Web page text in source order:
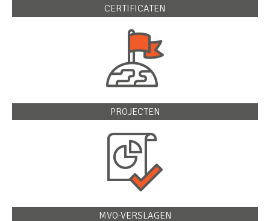
CERTIFICATEN
PROJECTEN
MVO-VERSLAGEN